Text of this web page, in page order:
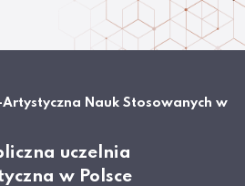
Nauk Stosowanych w
uczelnia
w Polsce